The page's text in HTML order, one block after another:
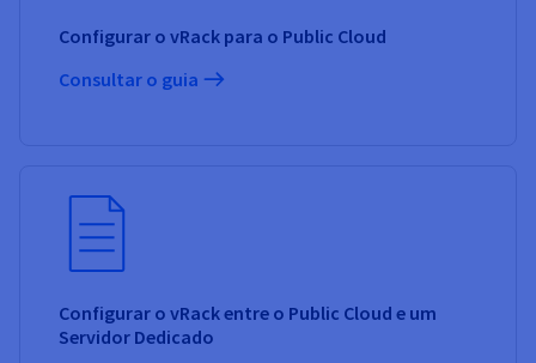
Configurar o vRack para o Public Cloud
Consultar o guia
Configurar o vRack entre o Public Cloud e um
Servidor Dedicado